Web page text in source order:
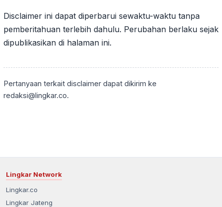
Disclaimer ini dapat diperbarui sewaktu-waktu tanpa
pemberitahuan terlebih dahulu. Perubahan berlaku sejak
dipublikasikan di halaman ini.
Pertanyaan terkait disclaimer dapat dikirim ke
redaksi@lingkar.co.
Lingkar Network
Lingkar.co
Lingkar Jateng